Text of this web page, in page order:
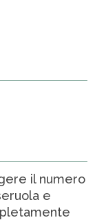
il numero
e